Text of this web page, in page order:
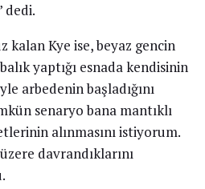
dedi.
kalan Kye ise, beyaz gencin
yaptığı esnada kendisinin
arbedenin başladığını
senaryo bana mantıklı
alınmasını istiyorum.
davrandıklarını